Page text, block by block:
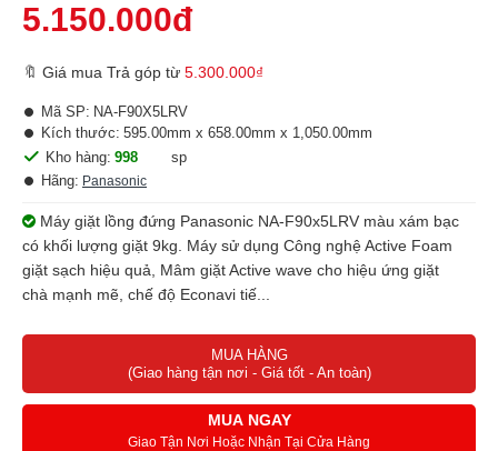
5.150.000đ
🔖 Giá mua Trả góp từ 5.300.000₫
Kho hàng: 998
sp
Hãng: Panasonic
Mã SP: NA-F90X5LRV
Kích thước: 595.00mm x 658.00mm x 1,050.00mm
Máy giặt lồng đứng Panasonic NA-F90x5LRV màu xám bạc
có khối lượng giặt 9kg. Máy sử dụng Công nghệ Active Foam
giặt sạch hiệu quả, Mâm giặt Active wave cho hiệu ứng giặt
chà mạnh mẽ, chế độ Econavi tiế...
MUA HÀNG
(Giao hàng tận nơi - Giá tốt - An toàn)
MUA NGAY
Giao Tận Nơi Hoặc Nhận Tại Cửa Hàng